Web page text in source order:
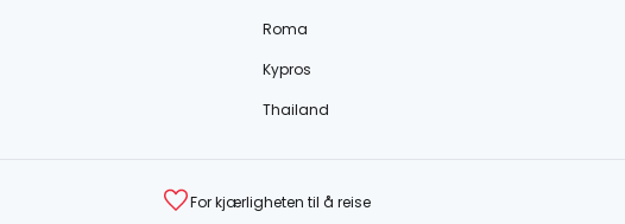
Roma
Kypros
Thailand
For kjærligheten til å reise